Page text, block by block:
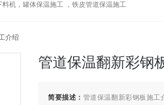
机，罐体保温施工 ，铁皮管道保温施工
介绍
管道保温翻新彩钢
简要描述： 管道保温翻新彩钢板施工